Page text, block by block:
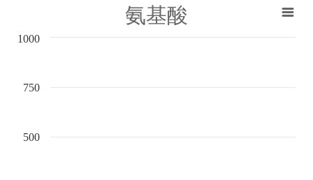
氨基酸
500
750
1000